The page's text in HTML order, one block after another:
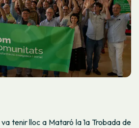
tenir lloc a Mataró la 1a Trobada de